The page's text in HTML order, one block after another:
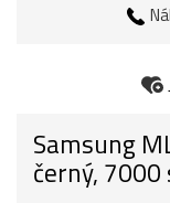
Samsung
černý,